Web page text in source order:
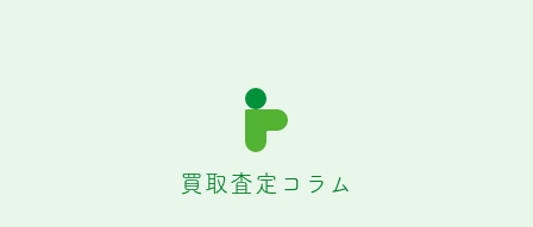
買取査定コラム